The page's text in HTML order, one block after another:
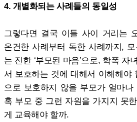
4. 개별화되는 사례들의 동일성
그렇다면 결국 이들 사이 거리는
온건한 사례부터 독한 사례까지,
는 진한 ‘부모된 마음’으로, 학폭 자
서 보호하는 것에 대해서 이해해야
으로 보호하지 않을 부모가 얼마
혹 부모 중 그런 자원을 가지지 못
게 교육해야 할까.